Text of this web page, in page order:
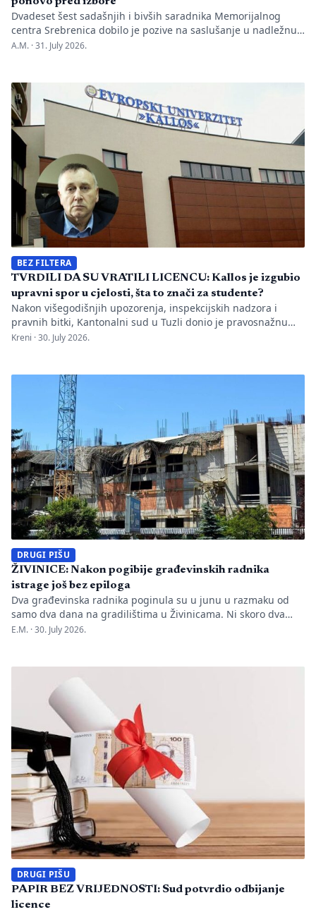
Dvadeset šest sadašnjih i bivših saradnika Memorijalnog
centra Srebrenica dobilo je pozive na saslušanje u nadležnu
policijsku stanicu po nalogu Okružnog javnog tužilaštva u
nakon predstavljanja godišnjeg Izvještaja o negiranju
genocida. Iz Memorijalnog centra upozoravaju da se
istovremeno pozivanje […]
A.M. ·31. July 2026.
BEZ FILTERA
TVRDILI DA SU VRATILI LICENCU: Kallos je izgubio
upravni spor u cjelosti, šta to znači za studente?
Nakon višegodišnjih upozorenja, inspekcijskih nadzora i
pravnih bitki, Kantonalni sud u Tuzli donio je pravosnažnu
presudu kojom se definitivno potvrđuje trajna zabrana rada
kakva je sudbina studenata koji su uložili godine i novac u
bezvrijedne indekse? Odlukom Kantonalnog suda u […]
Kreni ·30. July 2026.
DRUGI PIŠU
ŽIVINICE: Nakon pogibije građevinskih radnika
istrage još bez epiloga
Dva građevinska radnika poginula su u junu u razmaku od
samo dva dana na gradilištima u Živinicama. Ni skoro dva
mjeseca kasnije javnosti nisu poznati uzroci nesreća, niti je
Mahmutović Dok Tužilaštvo Tuzlanskog kantona sprovodi
istrage, odgovornost […]
E.M. ·30. July 2026.
DRUGI PIŠU
PAPIR BEZ VRIJEDNOSTI: Sud potvrdio odbijanje
licence